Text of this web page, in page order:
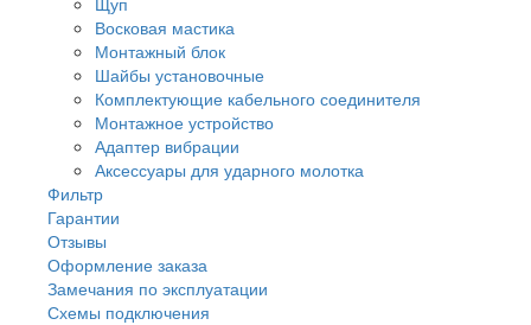
Восковая мастика
Монтажный блок
Шайбы установочные
Комплектующие кабельного соединителя
Монтажное устройство
Адаптер вибрации
Аксессуары для ударного молотка
Фильтр
Гарантии
Отзывы
Оформление заказа
Замечания по эксплуатации
Схемы подключения